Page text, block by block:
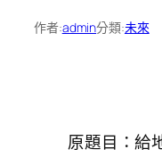
作者:admin分類:未來
原題目：給地